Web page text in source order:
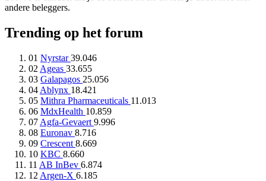
andere beleggers.
Trending op het forum
01 Nyrstar39.046
02 Ageas 33.655
03 Galapagos 25.056
04 Ablynx 18.421
05 Mithra Pharmaceuticals 11.013
06 MdxHealth 10.859
07 Agfa-Gevaert 9.996
08 Euronav 8.716
09 Crescent 8.669
10 KBC 8.660
11 AB InBev 6.874
12 Argen-X 6.185